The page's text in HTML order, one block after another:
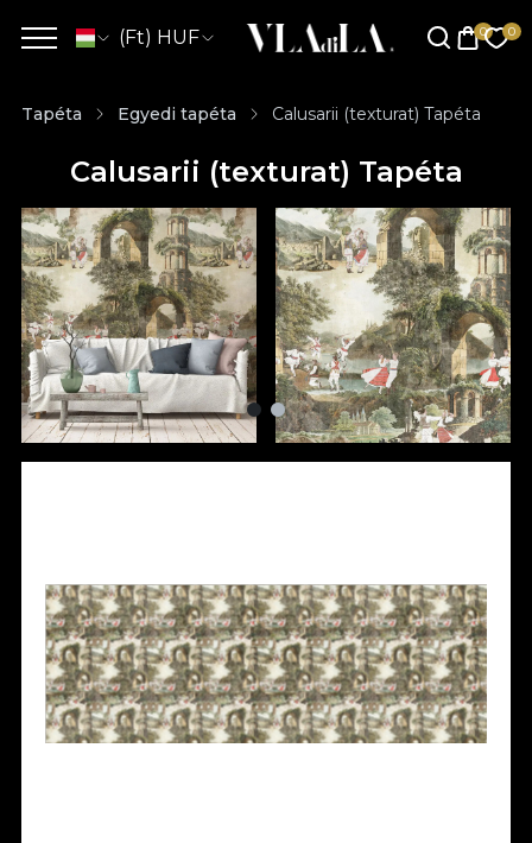
(Ft) HUF
Tapéta Egyedi tapéta Calusarii (texturat) Tapéta
Calusarii (texturat) Tapéta